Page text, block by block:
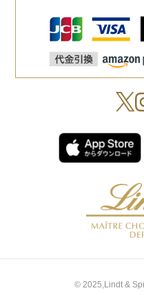
© 2025,Lindt &